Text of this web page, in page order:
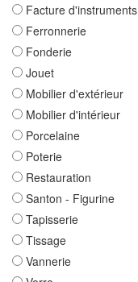
Facture d'instruments
Ferronnerie
Fonderie
Jouet
Mobilier d'extérieur
Mobilier d'intérieur
Porcelaine
Poterie
Restauration
Santon - Figurine
Tapisserie
Tissage
Vannerie